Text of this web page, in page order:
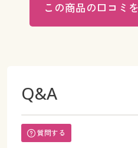
この商品の口コミ
Q&A
質問する